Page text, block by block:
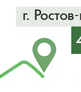
Уход
Пендула -
бурого цвета, со